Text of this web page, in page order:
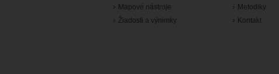
Mapové nástroje
Žiadosti a výnimky
Metodiky
Kontakt